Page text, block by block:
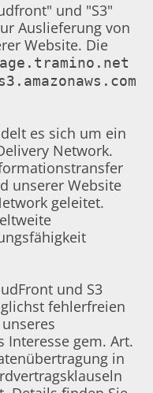
und "S3"
Auslieferung von
Website. Die
es sich um ein
Network.
unserer Website
geleitet.
und S3
fehlerfreien
Interesse gem. Art.
in